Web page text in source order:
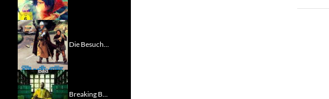
Die Besuch...
Breaking B...